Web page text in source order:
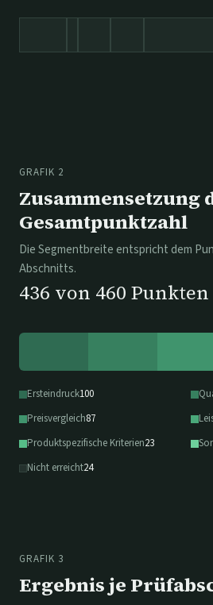
GRAFIK 2
Zusammensetzung
Gesamtpunktzahl
Die Segmentbreite entspricht dem
Abschnitts.
436 von 460 Punkten
Ersteindruck100
Preisvergleich87
Produktspezifische Kriterien23
Nicht erreicht24
GRAFIK 3
Ergebnis je